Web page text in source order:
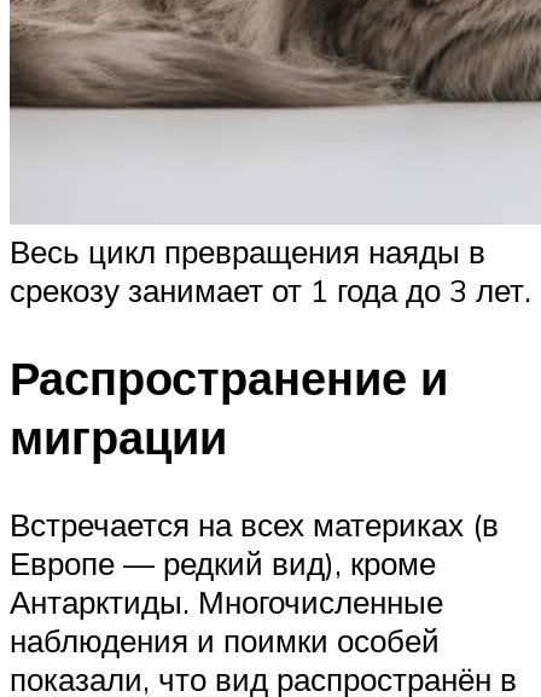
Весь цикл превращения наяды в
срекозу занимает от 1 года до 3 лет.
Распространение и
миграции
Встречается на всех материках (в
Европе — редкий вид), кроме
Антарктиды. Многочисленные
наблюдения и поимки особей
показали, что вид распространён в